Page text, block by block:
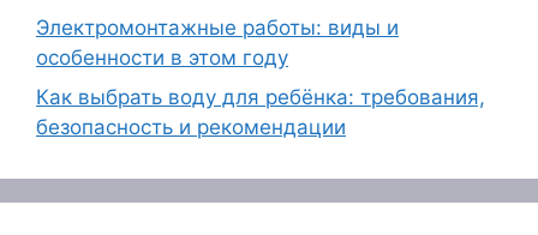
Электромонтажные работы: виды и
особенности в этом году
Как выбрать воду для ребёнка: требования,
безопасность и рекомендации